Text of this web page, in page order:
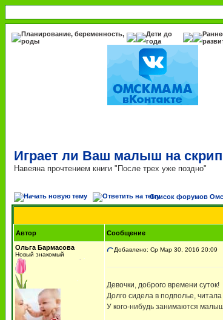
Планирование, беременность,
роды
Дети до
года
Играет ли Ваш малыш на
Навеяна прочтением книги "После трех уже поздно"
Список форумов
Автор
Сообщение
Ольга Бармасова
Новый знакомый
Добавлено: Ср Мар 30, 2016 20:09
Девочки, доброго времени суток!
Долго сидела в подполье,
У кого-нибудь занимаются